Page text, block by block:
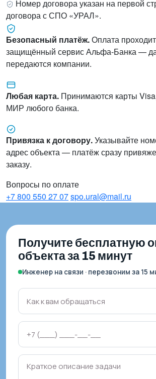
Номер договора указан на первой
договора с СПО «УРАЛ».
Безопасный платёж.Оплата
защищённый сервис Альфа-Банка —
передаются компании.
Любая карта. Принимаются карты
МИР любого банка.
Привязка к договору.Указывайте
адрес объекта — платёж сразу
заказу.
Вопросы по оплате
+7 800 550 27 07spo.ural@mail.ru
Получите бесплатную
объекта за 15 минут
Инженер на связи · перезвоним за 15